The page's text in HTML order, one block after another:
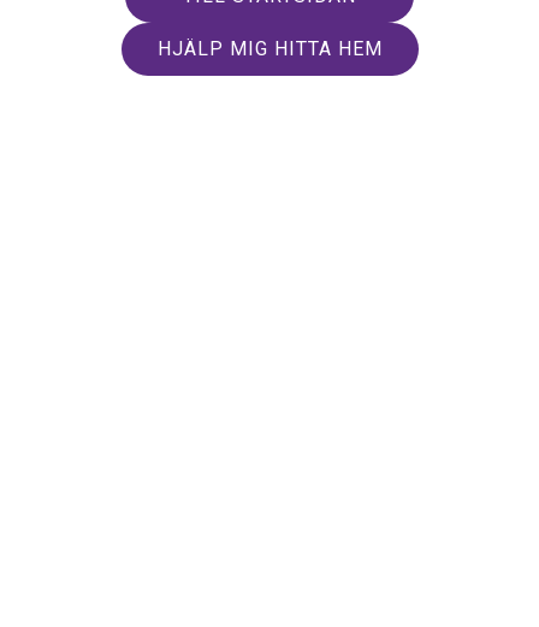
HJÄLP MIG HITTA HEM